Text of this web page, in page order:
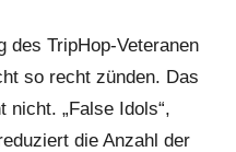
des TripHop-Veteranen
so recht zünden. Das
„False Idols“,
die Anzahl der